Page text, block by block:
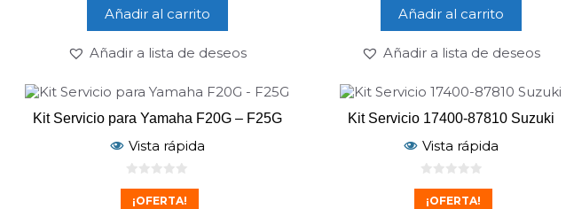
Añadir al carrito
Añadir a lista de deseos
Añadir al carrito
Añadir a lista de deseos
Kit Servicio para Yamaha F20G – F25G
Vista rápida
¡OFERTA!
Kit Servicio 17400-87810 Suzuki
Vista rápida
¡OFERTA!